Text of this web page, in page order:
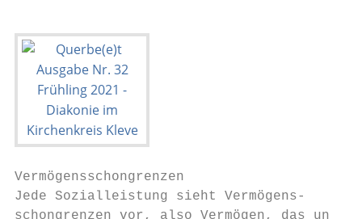
Vermögensschongrenzen
Jede Sozialleistung sieht Vermögens-
schongrenzen vor, also Vermögen, das